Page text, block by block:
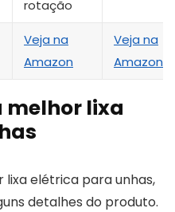
rotação
Veja na
Amazon
Veja na
Amazon
melhor lixa
elétrica para unhas,
detalhes do produto.